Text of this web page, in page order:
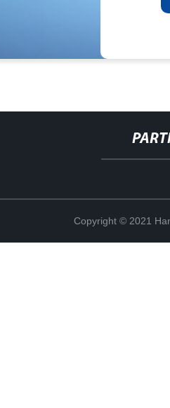
Copyright © 2021